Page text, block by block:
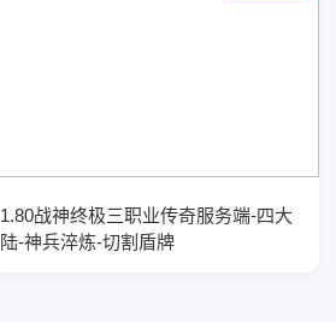
1.80战神终极三职业传奇服务端-四大
陆-神兵淬炼-切割盾牌